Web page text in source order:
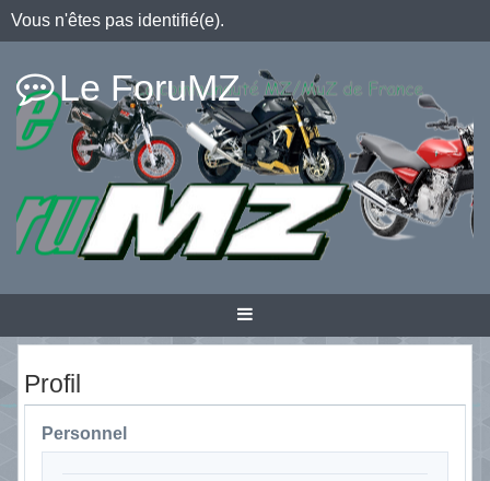
Vous n'êtes pas identifié(e).
Le ForuMZ
Profil
Personnel